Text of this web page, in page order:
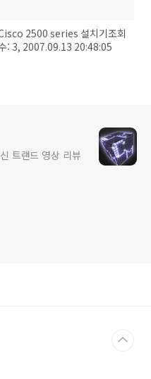
2500 series 설치기조회
: 3, 2007.09.13 20:48:05
트랜드 영상 리뷰